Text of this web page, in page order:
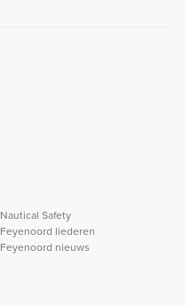
Nautical Safety
Feyenoord liederen
Feyenoord nieuws